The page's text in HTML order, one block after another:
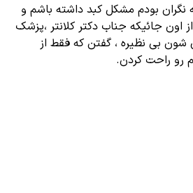
بودم مشکل کبد داشته باشم و
اون جائیکه جناب دکتر کلانتر ،پزشک
بی نظیره ، گفتن که فقط از
رو راحت کردن.